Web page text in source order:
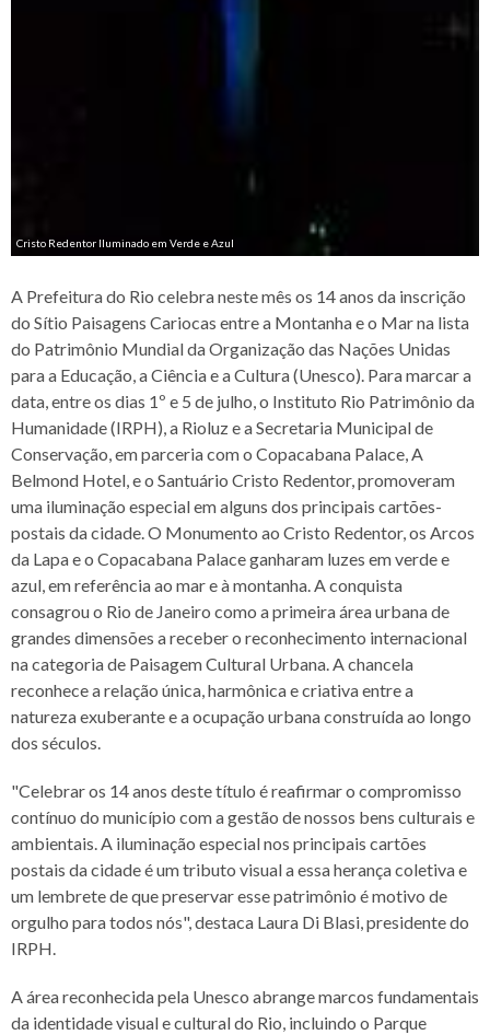
Cristo Redentor Iluminado em Verde e Azul
A Prefeitura do Rio celebra neste mês os 14 anos da inscrição
do Sítio Paisagens Cariocas entre a Montanha e o Mar na lista
do Patrimônio Mundial da Organização das Nações Unidas
para a Educação, a Ciência e a Cultura (Unesco). Para marcar a
data, entre os dias 1º e 5 de julho, o Instituto Rio Patrimônio da
Humanidade (IRPH), a Rioluz e a Secretaria Municipal de
Conservação, em parceria com o Copacabana Palace, A
Belmond Hotel, e o Santuário Cristo Redentor, promoveram
uma iluminação especial em alguns dos principais cartões-
postais da cidade. O Monumento ao Cristo Redentor, os Arcos
da Lapa e o Copacabana Palace ganharam luzes em verde e
azul, em referência ao mar e à montanha. A conquista
consagrou o Rio de Janeiro como a primeira área urbana de
grandes dimensões a receber o reconhecimento internacional
na categoria de Paisagem Cultural Urbana. A chancela
reconhece a relação única, harmônica e criativa entre a
natureza exuberante e a ocupação urbana construída ao longo
dos séculos.
"Celebrar os 14 anos deste título é reafirmar o compromisso
contínuo do município com a gestão de nossos bens culturais e
ambientais. A iluminação especial nos principais cartões
postais da cidade é um tributo visual a essa herança coletiva e
um lembrete de que preservar esse patrimônio é motivo de
orgulho para todos nós", destaca Laura Di Blasi, presidente do
IRPH.
A área reconhecida pela Unesco abrange marcos fundamentais
da identidade visual e cultural do Rio, incluindo o Parque